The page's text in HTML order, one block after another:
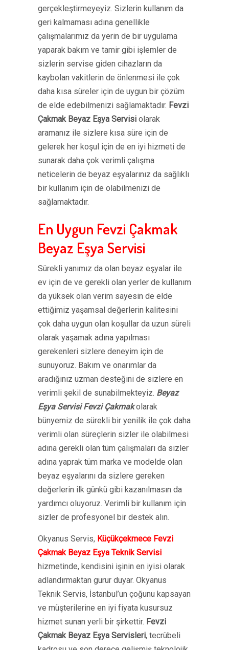
gerçekleştirmeyeyiz. Sizlerin kullanım da
geri kalmaması adına genellikle
çalışmalarımız da yerin de bir uygulama
yaparak bakım ve tamir gibi işlemler de
sizlerin servise giden cihazların da
kaybolan vakitlerin de önlenmesi ile çok
daha kısa süreler için de uygun bir çözüm
de elde edebilmenizi sağlamaktadır. Fevzi
Çakmak Beyaz Eşya Servisi olarak
aramanız ile sizlere kısa süre için de
gelerek her koşul için de en iyi hizmeti de
sunarak daha çok verimli çalışma
neticelerin de beyaz eşyalarınız da sağlıklı
bir kullanım için de olabilmenizi de
sağlamaktadır.
En Uygun Fevzi Çakmak
Beyaz Eşya Servisi
Sürekli yanımız da olan beyaz eşyalar ile
ev için de ve gerekli olan yerler de kullanım
da yüksek olan verim sayesin de elde
ettiğimiz yaşamsal değerlerin kalitesini
çok daha uygun olan koşullar da uzun süreli
olarak yaşamak adına yapılması
gerekenleri sizlere deneyim için de
sunuyoruz. Bakım ve onarımlar da
aradığınız uzman desteğini de sizlere en
verimli şekil de sunabilmekteyiz. Beyaz
Eşya Servisi Fevzi Çakmakolarak
bünyemiz de sürekli bir yenilik ile çok daha
verimli olan süreçlerin sizler ile olabilmesi
adına gerekli olan tüm çalışmaları da sizler
adına yaprak tüm marka ve modelde olan
beyaz eşyalarını da sizlere gereken
değerlerin ilk günkü gibi kazanılmasın da
yardımcı oluyoruz. Verimli bir kullanım için
sizler de profesyonel bir destek alın.
Okyanus Servis, Küçükçekmece Fevzi
Çakmak Beyaz Eşya Teknik Servisi
hizmetinde, kendisini işinin en iyisi olarak
adlandırmaktan gurur duyar. Okyanus
Teknik Servis, İstanbul’un çoğunu kapsayan
ve müşterilerine en iyi fiyata kusursuz
hizmet sunan yerli bir şirkettir. Fevzi
Çakmak Beyaz Eşya Servisleri, tecrübeli